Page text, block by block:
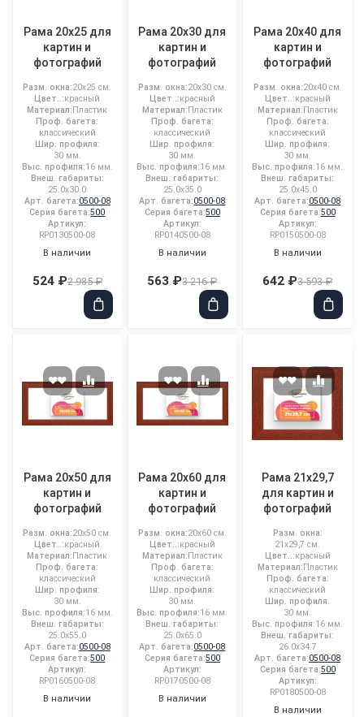
Рама 20x25 для
картин и
фотографий
Разм. окна:20x25 см.
Цвет..:красный
Материал:Пластик
Проф. багета:
классический
Шир. профиля:
30 мм.
Выс. профиля:16 мм.
Внеш. габариты:
25.0x30.0
Арт. багета:0500-08
Серия багета:500
Артикул:
RP0130500-08
В наличии
524 ₽2 985 ₽
Рама 20x30 для
картин и
фотографий
Разм. окна:20x30 см.
Цвет..:красный
Материал:Пластик
Проф. багета:
классический
Шир. профиля:
30 мм.
Выс. профиля:16 мм.
Внеш. габариты:
25.0x35.0
Арт. багета:0500-08
Серия багета:500
Артикул:
RP0140500-08
В наличии
563 ₽3 216 ₽
Рама 20x40 для
картин и
фотографий
Разм. окна:20x40 см.
Цвет..:красный
Материал:Пластик
Проф. багета:
классический
Шир. профиля:
30 мм.
Выс. профиля:16 мм.
Внеш. габариты:
25.0x45.0
Арт. багета:0500-08
Серия багета:500
Артикул:
RP0150500-08
В наличии
642 ₽3 593 ₽
Рама 20x50 для
картин и
фотографий
Разм. окна:20x50 см.
Цвет..:красный
Материал: Пластик
Проф. багета:
классический
Шир. профиля:
30 мм.
Выс. профиля:16 мм.
Внеш. габариты:
25.0x55.0
Арт. багета:0500-08
Серия багета:500
Артикул:
RP0160500-08
В наличии
Рама 20x60 для
картин и
фотографий
Разм. окна:20x60 см.
Цвет..:красный
Материал: Пластик
Проф. багета:
классический
Шир. профиля:
30 мм.
Выс. профиля:16 мм.
Внеш. габариты:
25.0x65.0
Арт. багета:0500-08
Серия багета:500
Артикул:
RP0170500-08
В наличии
Рама 21x29,7
для картин и
фотографий
Разм. окна:
21x29,7 см.
Цвет..:красный
Материал: Пластик
Проф. багета:
классический
Шир. профиля:
30 мм.
Выс. профиля:16 мм.
Внеш. габариты:
26.0x34.7
Арт. багета:0500-08
Серия багета:500
Артикул:
RP0180500-08
В наличии